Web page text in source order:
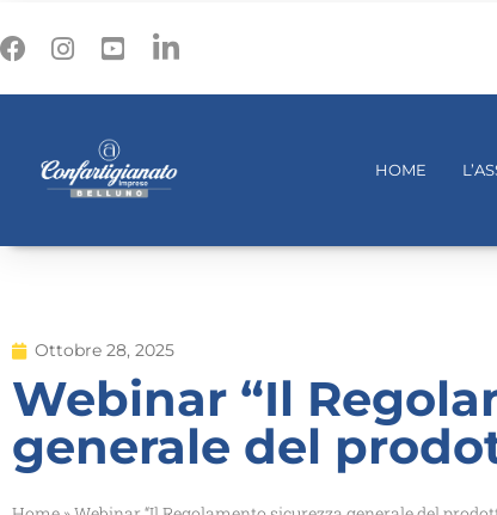
HOME
Ottobre 28, 2025
Webinar “Il
generale del